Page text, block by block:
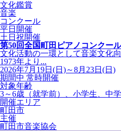
文化鑑賞
音楽
コンクール
平日開催
土日祝開催
第50回全国町田ピアノコンクール
文化活動の一環として音楽文化
1973年より...
2026年7月19日(日)～8月23日(日)
期間中 常時開催
対象年齢
3～6歳（就学前）、小学生、中
開催エリア
町田市
主催
町田市音楽協会